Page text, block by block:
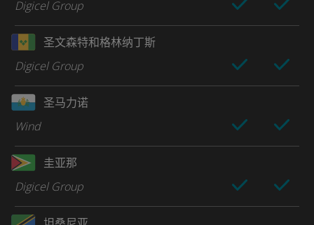
Digicel Group
圣文森特和格林纳丁斯
Digicel Group
圣马力诺
Wind
圭亚那
Digicel Group